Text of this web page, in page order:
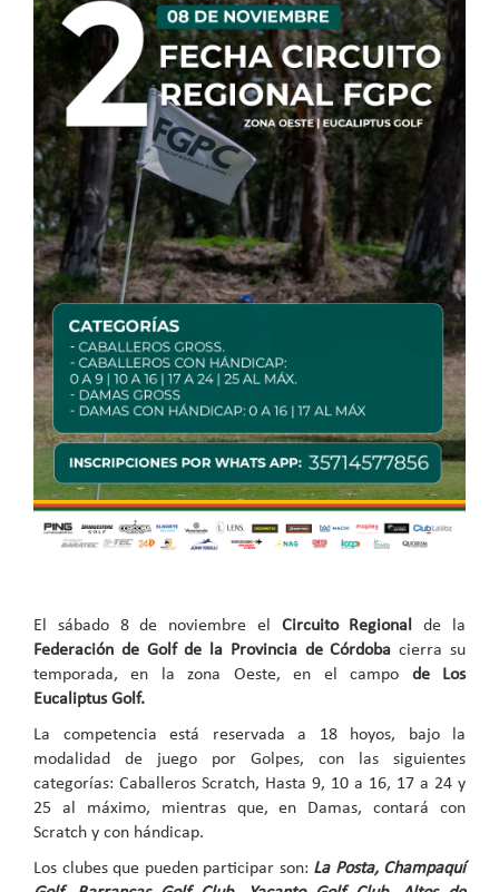
El sábado 8 de noviembre el Circuito Regional
de la
Federación de Golf de la Provincia de Córdoba cierra su
temporada, en la zona Oeste, en el campo de Los
Eucaliptus Golf.
La competencia está reservada a 18 hoyos, bajo la
modalidad de juego por Golpes, con las siguientes
categorías: Caballeros Scratch, Hasta 9, 10 a 16, 17 a 24 y
25 al máximo, mientras que, en Damas, contará con
Scratch y con hándicap.
Los clubes que pueden participar son: La Posta, Champaquí